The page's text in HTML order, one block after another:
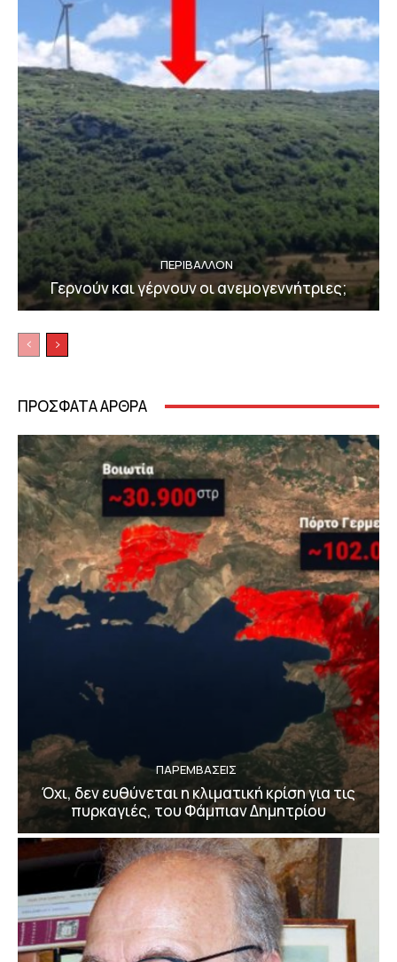
ΠΕΡΙΒΆΛΛΟΝ
Γερνούν και γέρνουν οι ανεμογεννήτριες;
ΠΡΟΣΦΑΤΑ ΑΡΘΡΑ
ΠΑΡΕΜΒΑΣΕΙΣ
Όχι, δεν ευθύνεται η κλιματική κρίση για τις
πυρκαγιές, του Φάμπιαν Δημητρίου